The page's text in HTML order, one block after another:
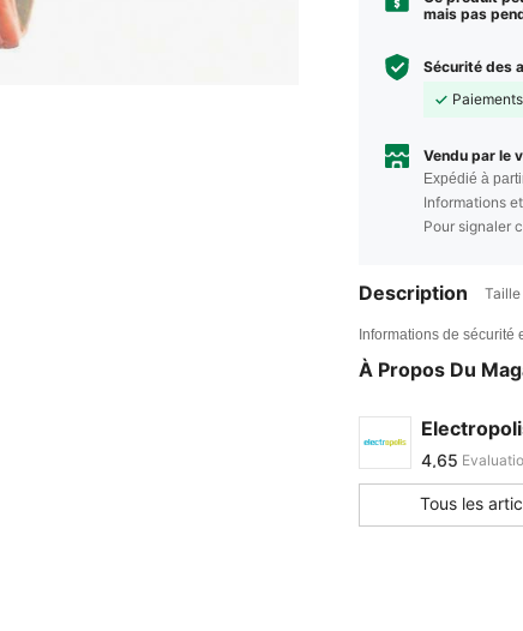
mais pas
Sécurité des
Vendu par le
Expédié à
Informations
Pour signaler
Description Taille
Informations de sécurité
À Propos Du
4,65
4,65
4,65
4,65
Tous les